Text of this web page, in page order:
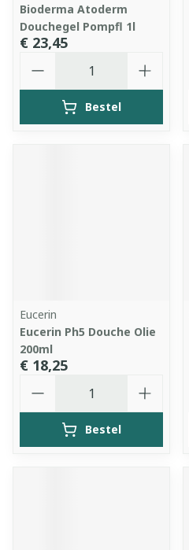
Bioderma Atoderm
Douchegel Pompfl 1l
€ 23,45
Bestel
Eucerin
Eucerin Ph5 Douche Olie
200ml
€ 18,25
Bestel